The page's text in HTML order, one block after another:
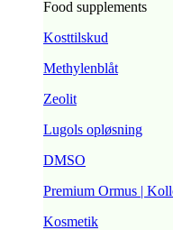
Food supplements
Kosttilskud
Methylenblåt
Zeolit
Lugols opløsning
DMSO
Premium Ormus |
Kosmetik